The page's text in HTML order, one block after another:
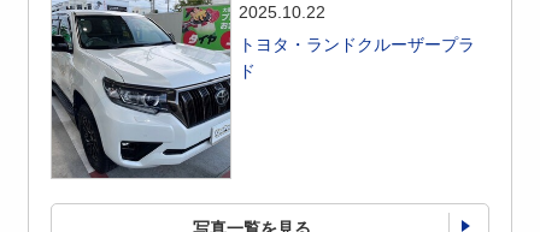
2025.10.22
トヨタ・ランドクルーザープラ
ド